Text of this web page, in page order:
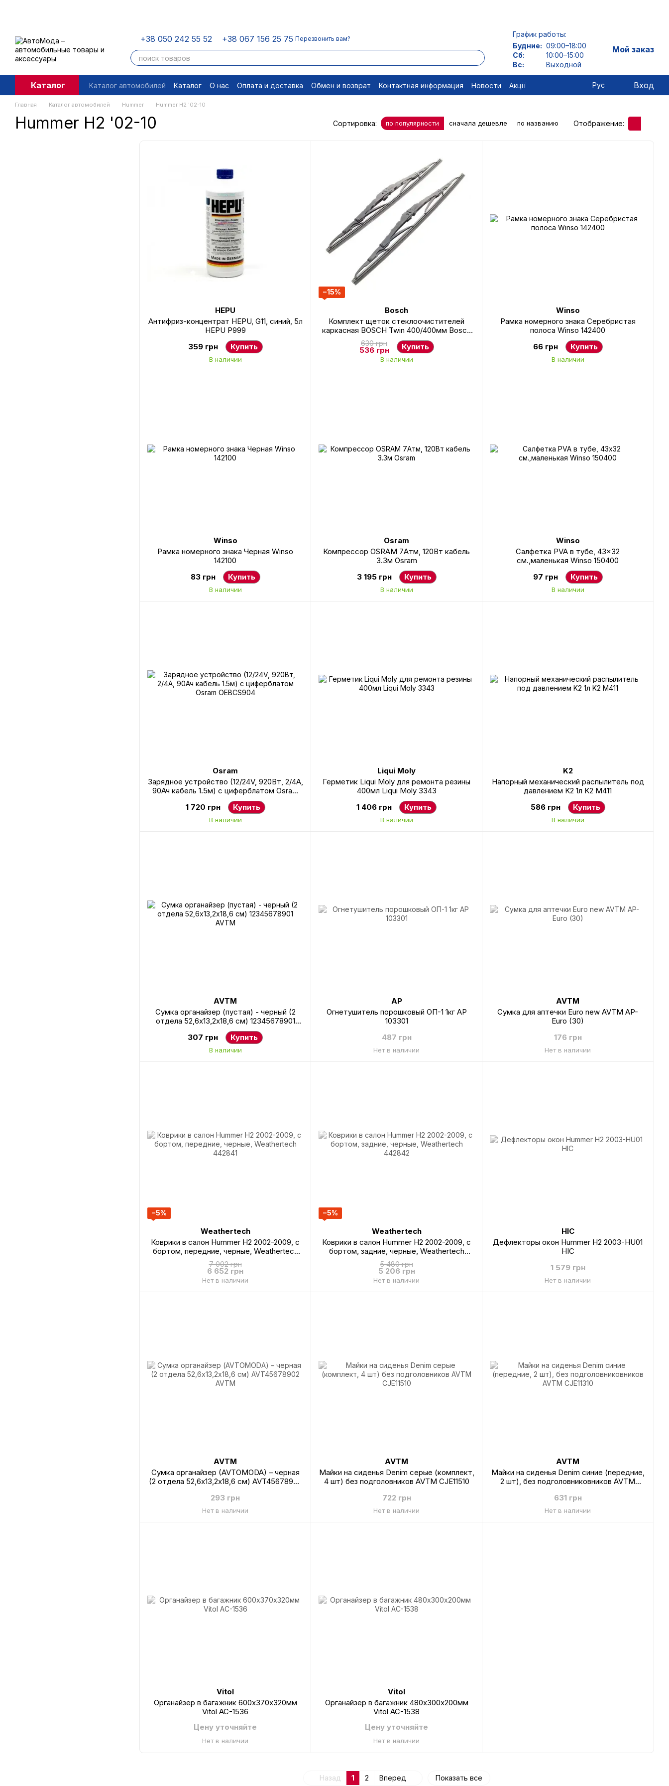
+38 050 242 55 52 +38 067 156 25 75 Перезвонить вам?
График работы:
Будние: 09:00–18:00
Сб:
10:00–15:00
Вс:
Выходной
Мой заказ
Каталог Каталог автомобилей Каталог О нас Оплата и доставка Обмен и возврат Контактная информация Новости
Акції
Пользовательское соглашение
Правовые документы Отписаться
Рус Вход
Главная Каталог автомобилей Hummer Hummer H2 '02-10
Hummer H2 '02-10 Сортировка: по популярности сначала дешевле по названию Отображение:
HEPU
Антифриз-концентрат HEPU, G11, синий, 5л
HEPU P999
359 грн
Купить
В наличии
−15%
Bosch
Комплект щеток стеклоочистителей
каркасная BOSCH Twin 400/400мм Bosch
3397118610
630 грн
536 грн Купить
В наличии
Winso
Рамка номерного знака Серебристая
полоса Winso 142400
66 грн
Купить
В наличии
Winso
Рамка номерного знака Черная Winso
142100
83 грн
Купить
В наличии
Osram
Компрессор OSRAM 7Атм, 120Вт кабель
3.3м Osram
3 195 грн
Купить
В наличии
Winso
Салфетка PVA в тубе, 43x32
см.,маленькая Winso 150400
97 грн
Купить
В наличии
Osram
Зарядное устройство (12/24V, 920Вт, 2/4А,
90Ач кабель 1.5м) с циферблатом Osram
OEBCS904
1 720 грн Купить
В наличии
Liqui Moly
Герметик Liqui Moly для ремонта резины
400мл Liqui Moly 3343
1 406 грн
Купить
В наличии
K2
Напорный механический распылитель под
давлением K2 1л K2 M411
586 грн
Купить
В наличии
AVTM
Сумка органайзер (пустая) - черный (2
отдела 52,6х13,2х18,6 см) 12345678901
AVTM
307 грн Купить
В наличии
AP
Огнетушитель порошковый ОП-1 1кг AP
103301
487 грн
Нет в наличии
AVTM
Сумка для аптечки Euro new AVTM AP-
Euro (30)
176 грн
Нет в наличии
−5%
Weathertech
Коврики в салон Hummer H2 2002-2009, с
бортом, передние, черные, Weathertech
442841
7 002 грн
6 652 грн
Нет в наличии
−5%
Weathertech
Коврики в салон Hummer H2 2002-2009, с
бортом, задние, черные, Weathertech
442842
5 480 грн
5 206 грн
Нет в наличии
HIC
Дефлекторы окон Hummer H2 2003-HU01
HIC
1 579 грн
Нет в наличии
AVTM
Сумка органайзер (AVTOMODA) – черная
(2 отдела 52,6х13,2х18,6 см) AVT45678902
293 грн
Нет в наличии
AVTM
Майки на сиденья Denim серые (комплект,
4 шт) без подголовников AVTM CJE11510
722 грн
Нет в наличии
AVTM
Майки на сиденья Denim синие (передние,
2 шт), без подголовниковников AVTM
631 грн
Нет в наличии
Vitol
Органайзер в багажник 600х370х320мм
Vitol AC-1536
Цену уточняйте
Нет в наличии
Vitol
Органайзер в багажник 480х300х200мм
Vitol AC-1538
Цену уточняйте
Нет в наличии
Назад 1 2 Вперед Показать все